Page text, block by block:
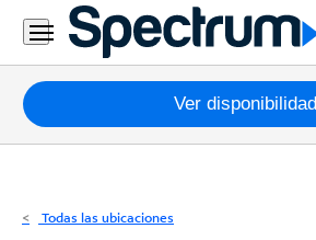
Residencial
Business
Paquetes
Internet
Ver disponibilidad
Todas las ubicaciones